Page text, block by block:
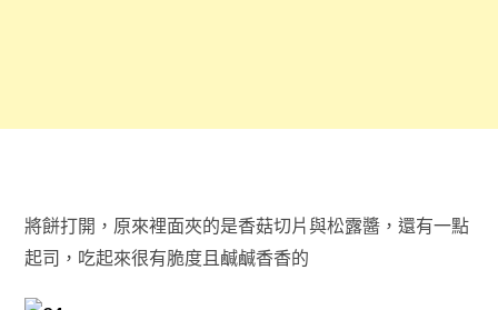
將餅打開，原來裡面夾的是香菇切片與松露醬，還有一點
起司，吃起來很有脆度且鹹鹹香香的